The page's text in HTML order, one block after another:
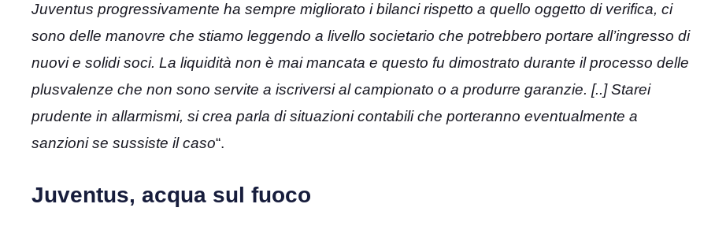
Juventus progressivamente ha sempre migliorato i bilanci rispetto a quello oggetto di verifica, ci
sono delle manovre che stiamo leggendo a livello societario che potrebbero portare all’ingresso di
nuovi e solidi soci. La liquidità non è mai mancata e questo fu dimostrato durante il processo delle
plusvalenze che non sono servite a iscriversi al campionato o a produrre garanzie. [..] Starei
prudente in allarmismi, si crea parla di situazioni contabili che porteranno eventualmente a
sanzioni se sussiste il caso“.
Juventus, acqua sul fuoco